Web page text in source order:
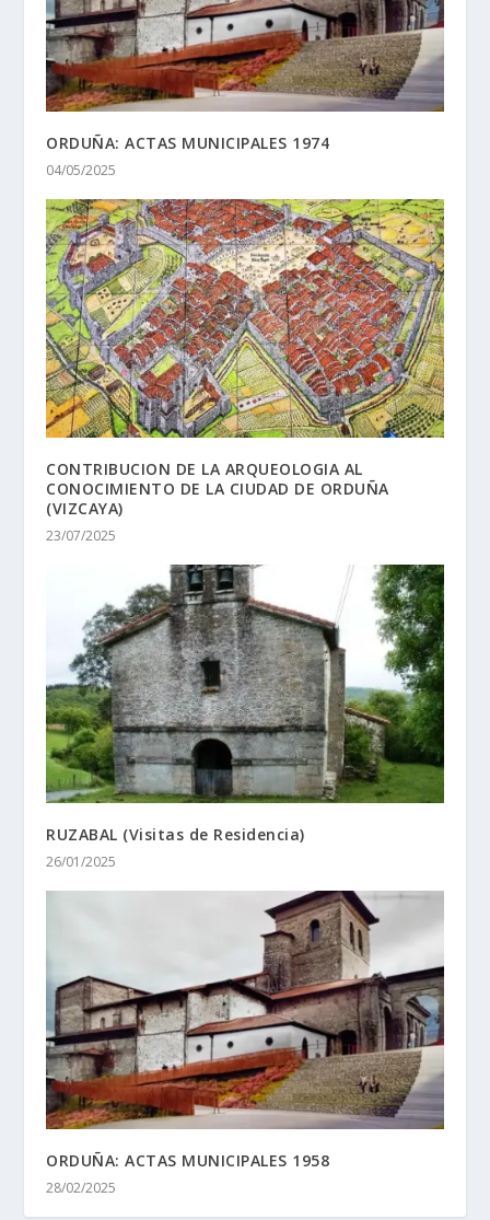
ORDUÑA: ACTAS MUNICIPALES 1974
04/05/2025
CONTRIBUCION DE LA ARQUEOLOGIA AL
CONOCIMIENTO DE LA CIUDAD DE ORDUÑA
(VIZCAYA)
23/07/2025
RUZABAL (Visitas de Residencia)
26/01/2025
ORDUÑA: ACTAS MUNICIPALES 1958
28/02/2025